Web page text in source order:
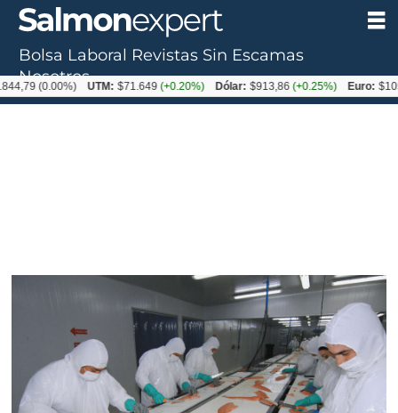
Bolsa Laboral Revistas Sin Escamas
Nosotros
UTM: $71.649(+0.20%) Dólar: $913,86(+0.25%) Euro: $1053,08(-